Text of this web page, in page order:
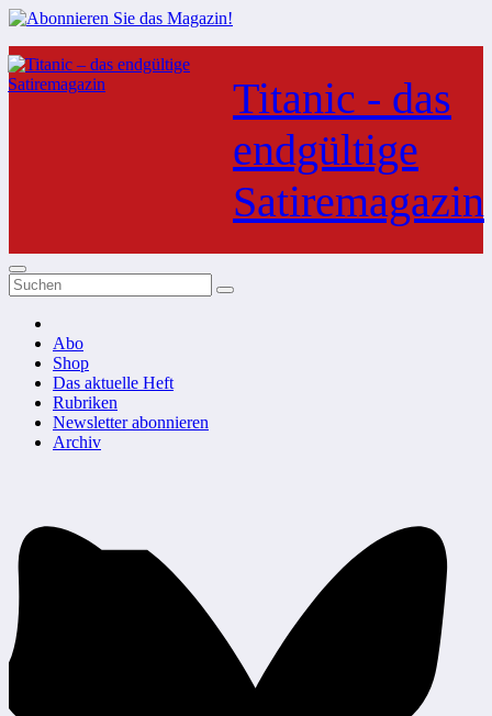
Zum
Inhalt
springen
Titanic - das
endgültige
Satiremagazin
Abo
Shop
Das aktuelle Heft
Rubriken
Newsletter abonnieren
Archiv